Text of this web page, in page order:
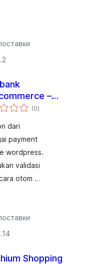
–
Bank
Otomatis
Indonesia
(0укупних
оцена
)
dari
payment
wordpress.
validasi
otom …
Shopping